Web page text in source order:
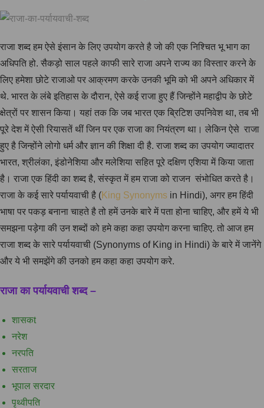
राजा शब्द हम ऐसे इंसान के लिए उपयोग करते है जो की एक निश्चित भू भाग का
अधिपति हो. सैकड़ो साल पहले काफी सारे राजा अपने राज्य का विस्तार करने के
लिए हमेशा छोटे राजाओ पर आक्रमण करके उनकी भूमि को भी अपने अधिकार में
थे. भारत के लंबे इतिहास के दौरान, ऐसे कई राजा हुए हैं जिन्होंने महाद्वीप के छोटे
क्षेत्रों पर शासन किया। यहां तक कि जब भारत एक ब्रिटिश उपनिवेश था, तब भी
पूरे देश में ऐसी रियासतें थीं जिन पर एक राजा का नियंत्रण था। लेकिन ऐसे राजा
हुए है जिन्होंने लोगो धर्म और ज्ञान की शिक्षा दी है. राजा शब्द का उपयोग ज्यादातर
भारत, श्रीलंका, इंडोनेशिया और मलेशिया सहित पूरे दक्षिण एशिया में किया जाता
है। राजा एक हिंदी का शब्द है, संस्कृत में हम राजा को राजन संभोधित करते है।
राजा के कई सारे पर्यायवाची है (King Synonyms in Hindi), अगर हम हिंदी
भाषा पर पकड़ बनाना चाहते है तो हमें उनके बारे में पता होना चाहिए, और हमें ये भी
समझना पड़ेगा की उन शब्दों को हमे कहा कहा उपयोग करना चाहिए. तो आज हम
राजा शब्द के सारे पर्यायवाची (Synonyms of King in Hindi) के बारे में जानेंगे
और ये भी समझेंगे की उनको हम कहा कहा उपयोग करे.
राजा का पर्यायवाची शब्द –
शासकt
नरेश
नरपति
सरताज
भूपाल सरदार
पृथ्वीपति